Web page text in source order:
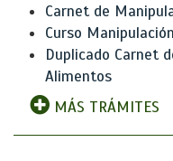
Carnet de
Curso
Duplicado Carnet
Alimentos
MÁS TRÁMITES